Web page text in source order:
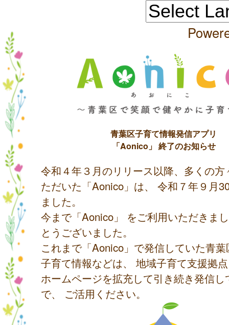
青葉区子育て情報発信アプリ
「Aonico」 終了のお知らせ
令和４年３月のリリース以降、多くの方
ただいた「Aonico」は、 令和７年９月
ました。
今まで「Aonico」 をご利用いただきま
とうございました。
これまで「Aonico」で発信していた青
子育て情報などは、 地域子育て支援拠
ホームページを拡充して引き続き発信し
で、 ご活用ください。